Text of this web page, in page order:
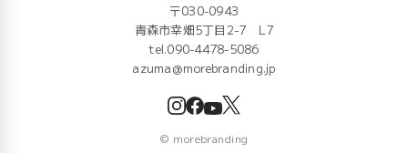
〒030-0943
青森市幸畑5丁目2-7 L7
tel.090-4478-5086
azuma@morebranding.jp
© morebranding